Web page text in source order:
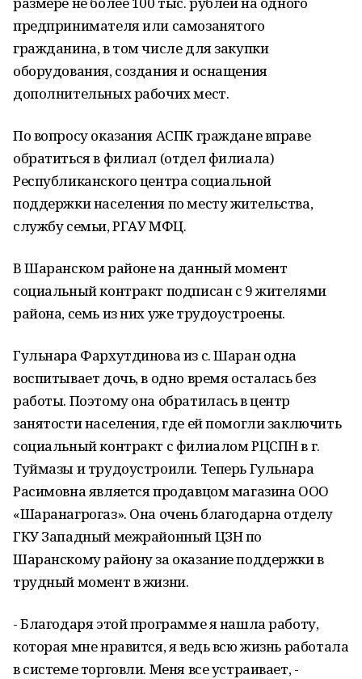
предпринимателя или самозанятого
гражданина, в том числе для закупки
оборудования, создания и оснащения
дополнительных рабочих мест.
По вопросу оказания АСПК граждане вправе
обратиться в филиал (отдел филиала)
Республиканского центра социальной
поддержки населения по месту жительства,
службу семьи, РГАУ МФЦ.
В Шаранском районе на данный момент
социальный контракт подписан с 9 жителями
района, семь из них уже трудоустроены.
Гульнара Фархутдинова из с. Шаран одна
воспитывает дочь, в одно время осталась без
работы. Поэтому она обратилась в центр
занятости населения, где ей помогли заключить
социальный контракт с филиалом РЦСПН в г.
Туймазы и трудоустроили. Теперь Гульнара
Расимовна является продавцом магазина ООО
«Шаранагрогаз». Она очень благодарна отделу
ГКУ Западный межрайонный ЦЗН по
Шаранскому району за оказание поддержки в
трудный момент в жизни.
- Благодаря этой программе я нашла работу,
которая мне нравится, я ведь всю жизнь работала
в системе торговли. Меня все устраивает, -